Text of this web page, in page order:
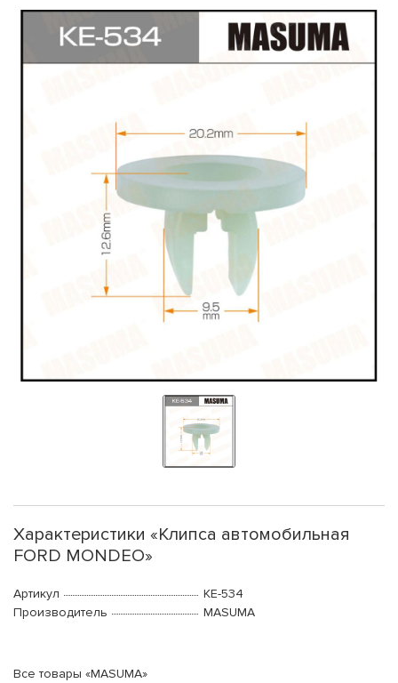
Характеристики «Клипса автомобильная
FORD MONDEO»
Артикул
KE-534
Производитель
MASUMA
Все товары «MASUMA»